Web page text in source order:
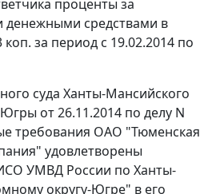
проценты за
денежными средствами в
за период с 19.02.2014 по
суда Ханты-Мансийского
от 26.11.2014 по делу N
требования ОАО "Тюменская
удовлетворены
УМВД России по Ханты-
округу-Югре" в его